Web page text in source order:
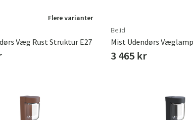
Flere varianter
Væg Rust Struktur E27
Belid
3 465 kr